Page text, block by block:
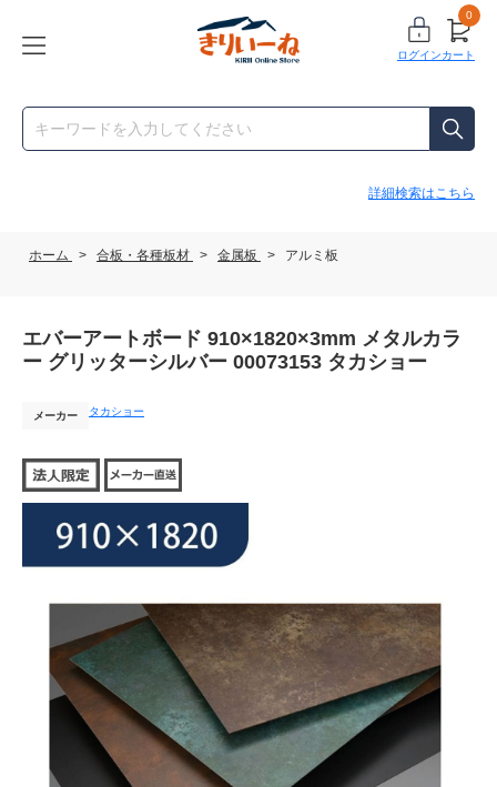
ログイン
0
カート
詳細検索はこちら
ホーム > 合板・各種板材 > 金属板 > アルミ板
エバーアートボード 910×1820×3mm メタルカラ
ー グリッターシルバー 00073153 タカショー
メーカー タカショー